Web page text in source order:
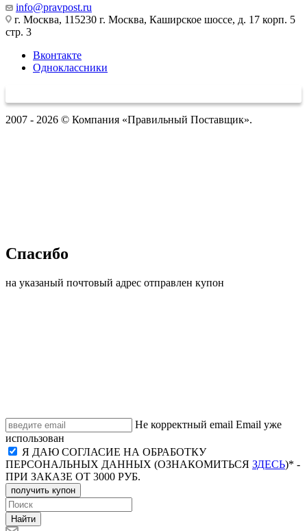
info@pravpost.ru
г. Москва, 115230 г. Москва, Каширское шоссе, д. 17 корп. 5
стр. 3
Вконтакте
Одноклассники
2007 - 2026 © Компания «Правильный Поставщик».
Спасибо
на указаный почтовый адрес отправлен купон
Не корректный email Email уже
использован
Я ДАЮ СОГЛАСИЕ НА ОБРАБОТКУ
ПЕРСОНАЛЬНЫХ ДАННЫХ (ОЗНАКОМИТЬСЯ ЗДЕСЬ)* -
ПРИ ЗАКАЗЕ ОТ 3000 РУБ.
получить купон
Найти